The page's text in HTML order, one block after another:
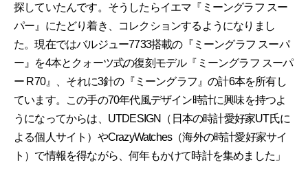
探していたんです。そうしたらイエマ『ミーングラフ スー
パー』にたどり着き、コレクションするようになりまし
た。現在ではバルジュー7733搭載の『ミーングラフ スーパ
ー』を4本とクォーツ式の復刻モデル『ミーングラフ スーパ
ー R70』、それに3針の『ミーングラフ』の計6本を所有し
ています。この手の70年代風デザイン時計に興味を持つよ
うになってからは、UTDESIGN（日本の時計愛好家UT氏に
よる個人サイト）やCrazyWatches（海外の時計愛好家サイ
ト）で情報を得ながら、何年もかけて時計を集めました」